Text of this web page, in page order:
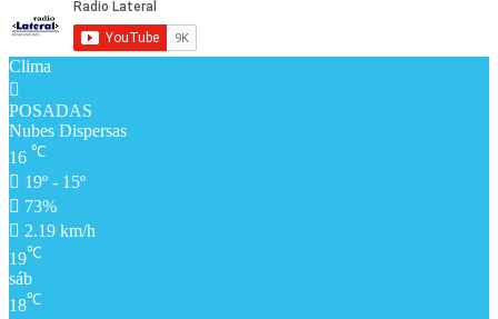
Clima
POSADAS
Nubes Dispersas
16 ℃
19º - 15º
73%
2.19 km/h
19℃
sáb
18℃